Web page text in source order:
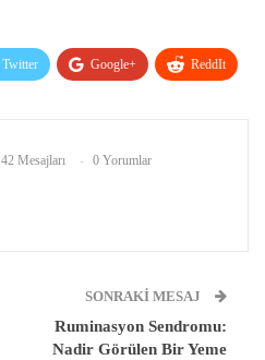
Twitter Google+ ReddIt
42 Mesajları 0 Yorumlar
SONRAKI MESAJ
Ruminasyon Sendromu:
Nadir Görülen Bir Yeme